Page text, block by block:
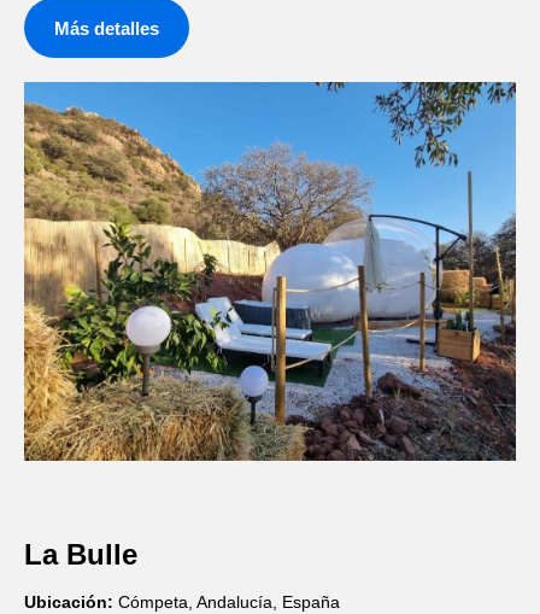
Más detalles
La Bulle
Ubicación: Cómpeta, Andalucía, España